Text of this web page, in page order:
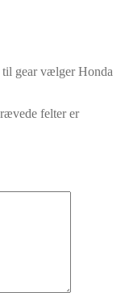
gear vælger Honda
felter er